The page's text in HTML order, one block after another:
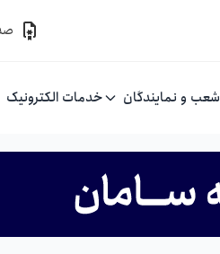
شعب و نمایندگان خدمات الکترونیک